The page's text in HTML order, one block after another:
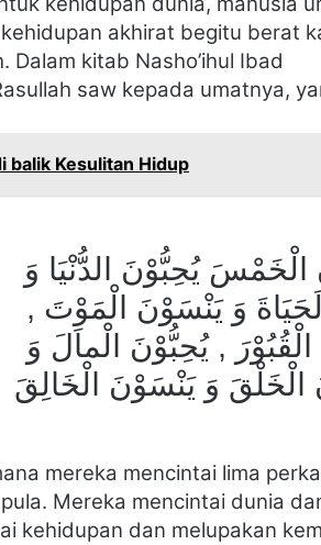
akhirat begitu berat
Dalam kitab Nasho’ihul Ibad
saw kepada umatnya,
balik Kesulitan Hidup
يُحِبُّوْنَ الدُّنْيَا وَ
وَ يَنْسَوْنَ الْمَوْتَ ,
, يُحِبُّوْنَ الْماَلَ وَ
وَ يَنْسَوْنَ الْخَالِقَ
mereka mencintai lima
Mereka mencintai dunia
kehidupan dan melupakan